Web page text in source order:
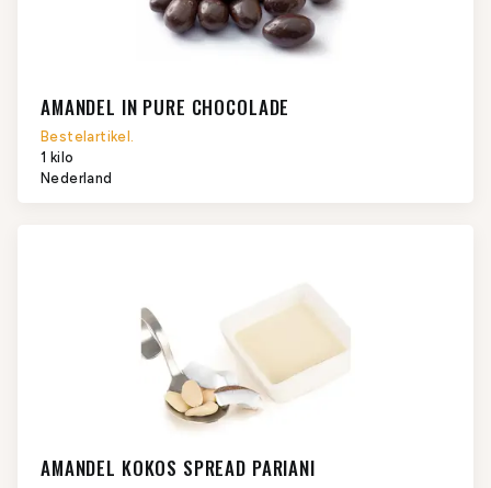
AMANDEL IN PURE CHOCOLADE
Bestelartikel.
1 kilo
Nederland
AMANDEL KOKOS SPREAD PARIANI